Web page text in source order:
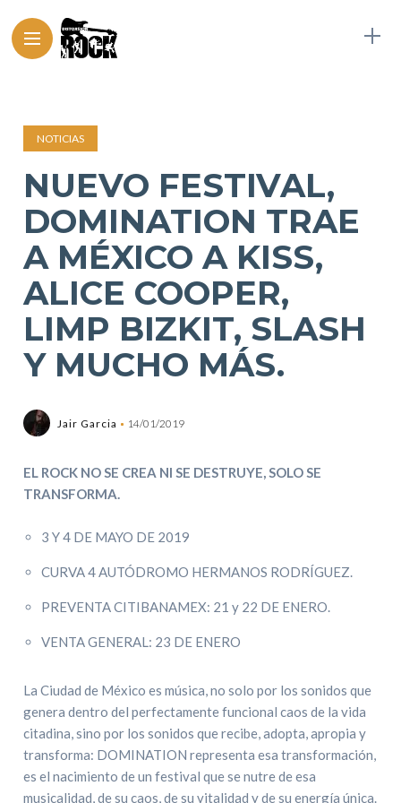
NOTICIAS
NUEVO FESTIVAL,
DOMINATION TRAE
A MÉXICO A KISS,
ALICE COOPER,
LIMP BIZKIT, SLASH
Y MUCHO MÁS.
Jair Garcia 14/01/2019
EL ROCK NO SE CREA NI SE DESTRUYE, SOLO SE
TRANSFORMA.
3 Y 4 DE MAYO DE 2019
CURVA 4 AUTÓDROMO HERMANOS RODRÍGUEZ.
PREVENTA CITIBANAMEX: 21 y 22 DE ENERO.
VENTA GENERAL: 23 DE ENERO
La Ciudad de México es música, no solo por los sonidos que
genera dentro del perfectamente funcional caos de la vida
citadina, sino por los sonidos que recibe, adopta, apropia y
transforma: DOMINATION representa esa transformación,
es el nacimiento de un festival que se nutre de esa
musicalidad, de su caos, de su vitalidad y de su energía única.